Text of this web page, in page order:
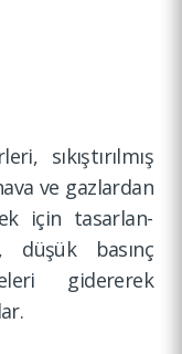
sıkıştır­ılmış
ve gazlardan
için tasarlan­
düşük basınç
gidererek